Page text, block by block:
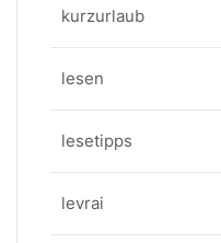
kurzurlaub
lesen
lesetipps
levrai